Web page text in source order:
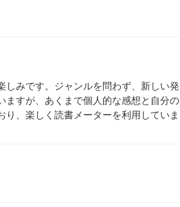
みです。ジャンルを問わず、新しい発
ますが、あくまで個人的な感想と自分の
、楽しく読書メーターを利用していま